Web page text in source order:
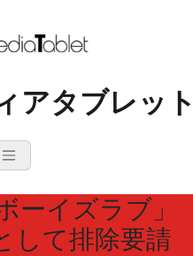
アタブレッ
ーイズラブ」
して排除要請